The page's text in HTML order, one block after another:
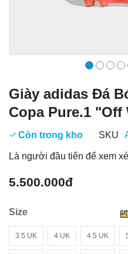
Giày adidas Đá
Copa Pure.1 "Off
Còn trong kho SKU
Là người đầu tiên để xem
5.500.000đ
Size
3.5 UK 4 UK 4.5 UK